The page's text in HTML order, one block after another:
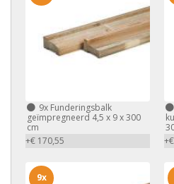
9x Funderingsbalk
geïmpregneerd 4,5 x 9 x 300
cm
+€ 170,55
9x